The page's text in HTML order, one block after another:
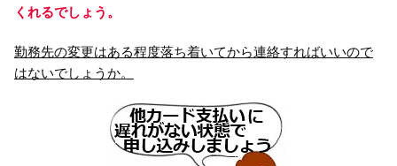
くれるでしょう。
勤務先の変更はある程度落ち着いてから連絡すればいいので
はないでしょうか。